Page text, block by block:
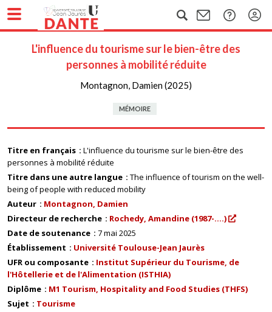
L'influence du tourisme sur le bien-être des
personnes à mobilité réduite
Montagnon, Damien (2025)
MÉMOIRE
Titre en français
L'influence du tourisme sur le bien-être des
personnes à mobilité réduite
Titre dans une autre langue
The influence of tourism on the well-
being of people with reduced mobility
Auteur
Montagnon, Damien
Directeur de recherche
Rochedy, Amandine (1987-....)
Date de soutenance
7 mai 2025
Établissement
Université Toulouse-Jean Jaurès
UFR ou composante
Institut Supérieur du Tourisme, de
l'Hôtellerie et de l'Alimentation (ISTHIA)
Diplôme
M1 Tourism, Hospitality and Food Studies (THFS)
Sujet
Tourisme